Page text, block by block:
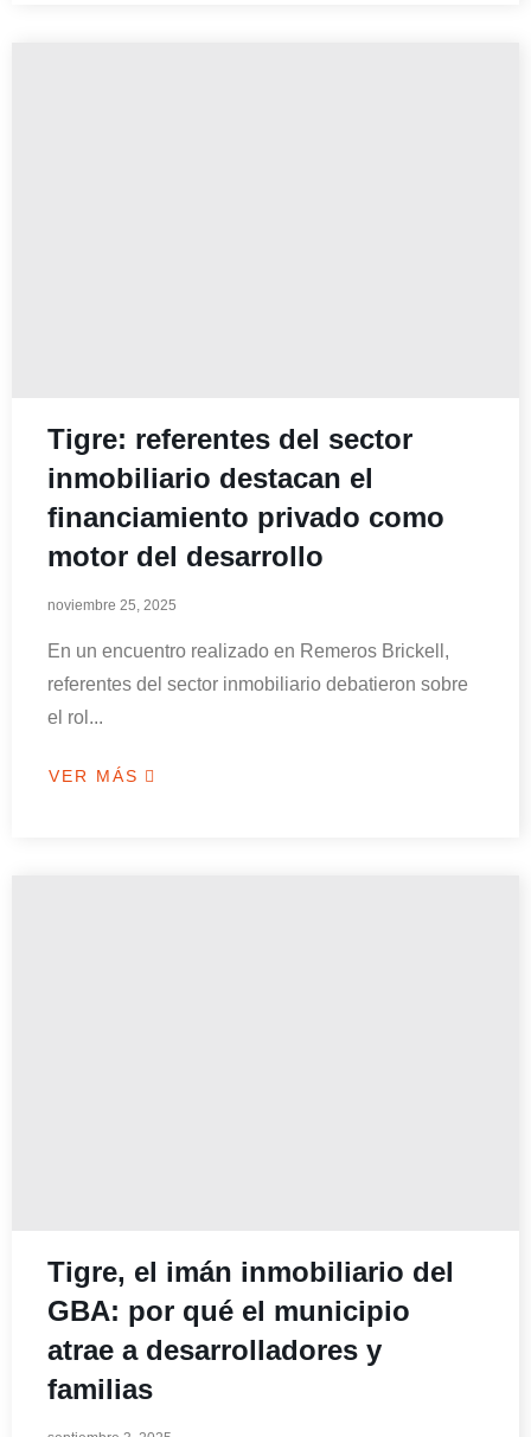
Tigre: referentes del sector
inmobiliario destacan el
financiamiento privado como
motor del desarrollo
noviembre 25, 2025
En un encuentro realizado en Remeros Brickell,
referentes del sector inmobiliario debatieron sobre
el rol...
VER MÁS
Tigre, el imán inmobiliario del
GBA: por qué el municipio
atrae a desarrolladores y
familias